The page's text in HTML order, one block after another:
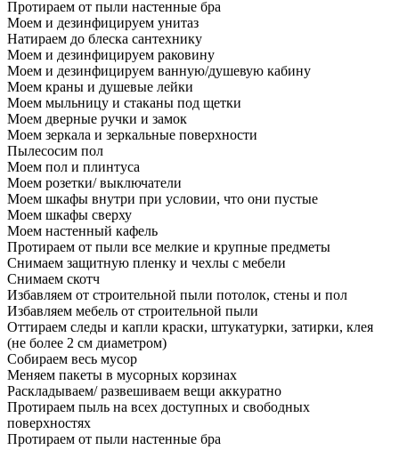
Протираем от пыли настенные бра
Моем и дезинфицируем унитаз
Натираем до блеска сантехнику
Моем и дезинфицируем раковину
Моем и дезинфицируем ванную/душевую кабину
Моем краны и душевые лейки
Моем мыльницу и стаканы под щетки
Моем дверные ручки и замок
Моем зеркала и зеркальные поверхности
Пылесосим пол
Моем пол и плинтуса
Моем розетки/ выключатели
Моем шкафы внутри при условии, что они пустые
Моем шкафы сверху
Моем настенный кафель
Протираем от пыли все мелкие и крупные предметы
Снимаем защитную пленку и чехлы с мебели
Снимаем скотч
Избавляем от строительной пыли потолок, стены и пол
Избавляем мебель от строительной пыли
Оттираем следы и капли краски, штукатурки, затирки, клея
(не более 2 см диаметром)
Собираем весь мусор
Меняем пакеты в мусорных корзинах
Раскладываем/ развешиваем вещи аккуратно
Протираем пыль на всех доступных и свободных
поверхностях
Протираем от пыли настенные бра